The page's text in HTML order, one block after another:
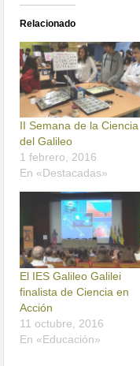
Relacionado
II Semana de la Ciencia
del Galileo
1 febrero, 2016
En «Destacadas»
El IES Galileo Galilei
finalista de Ciencia en
Acción
11 octubre, 2016
En «Educación»